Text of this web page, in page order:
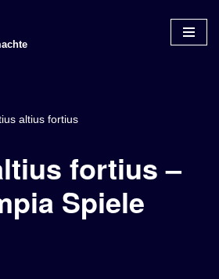
altius fortius
fortius –
Spiele